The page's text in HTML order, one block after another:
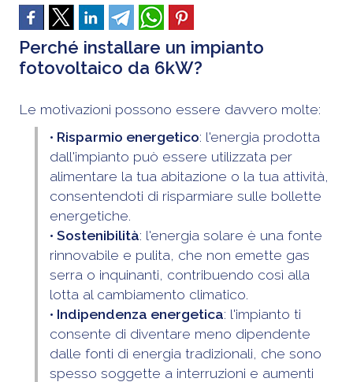
Perché installare un impianto
fotovoltaico da 6kW?
Le motivazioni possono essere davvero molte:
• Risparmio energetico: l'energia prodotta
dall'impianto può essere utilizzata per
alimentare la tua abitazione o la tua attività,
consentendoti di risparmiare sulle bollette
energetiche.
• Sostenibilità: l'energia solare è una fonte
rinnovabile e pulita, che non emette gas
serra o inquinanti, contribuendo così alla
lotta al cambiamento climatico.
• Indipendenza energetica: l'impianto ti
consente di diventare meno dipendente
dalle fonti di energia tradizionali, che sono
spesso soggette a interruzioni e aumenti